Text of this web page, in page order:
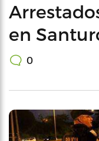
en
0